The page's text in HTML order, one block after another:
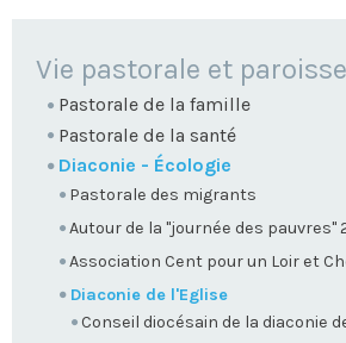
NAVIGATION
Vie pastorale et
Pastorale de la famille
Pastorale de la santé
Diaconie - Écologie
Pastorale des migrants
Autour de la "journée des pauvres"
Association Cent pour un Loir et
Diaconie de l'Eglise
Conseil diocésain de la diaconie